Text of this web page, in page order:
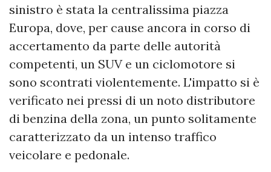
sinistro è stata la centralissima piazza
Europa, dove, per cause ancora in corso di
accertamento da parte delle autorità
competenti, un SUV e un ciclomotore si
sono scontrati violentemente. L'impatto si è
verificato nei pressi di un noto distributore
di benzina della zona, un punto solitamente
caratterizzato da un intenso traffico
veicolare e pedonale.